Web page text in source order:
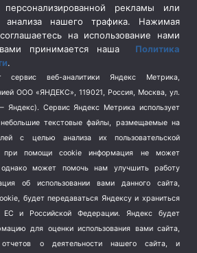
(3)
(404)
рекламы или
анализа нашего трафика. Нажимая
на использование нами
принимается наша Политика
.
сервис веб-аналитики Яндекс Метрика,
ООО «ЯНДЕКС», 119021, Россия, Москва, ул.
Яндекс). Сервис Яндекс Метрика использует
текстовые файлы, размещаемые на
с целью анализа их пользовательской
при помощи cookie информация не может
однако может помочь нам улучшить работу
об использовании вами данного сайта,
будет передаваться Яндексу и храниться
и Российской Федерации. Яндекс будет
для оценки использования вами сайта,
о деятельности нашего сайта, и